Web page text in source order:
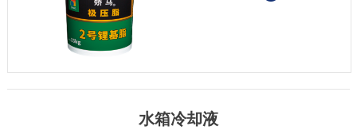
水箱冷却液